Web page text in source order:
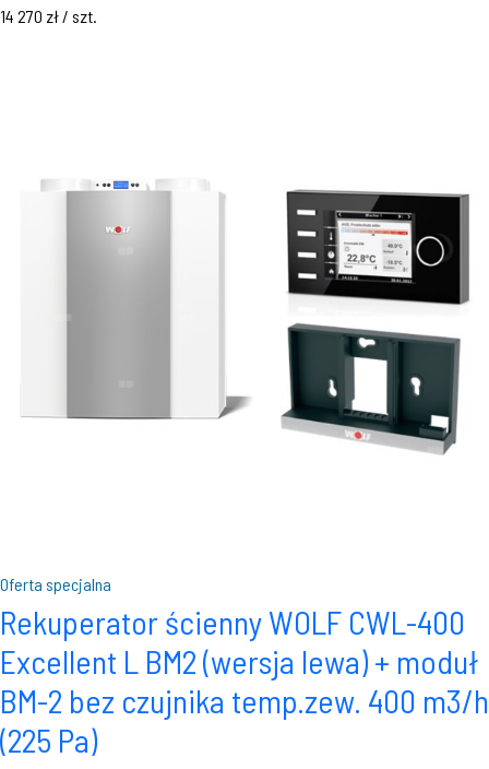
14 270 zł / szt.
Oferta specjalna
Rekuperator ścienny WOLF CWL-400
Excellent L BM2 (wersja lewa) + moduł
BM-2 bez czujnika temp.zew. 400 m3/h
(225 Pa)